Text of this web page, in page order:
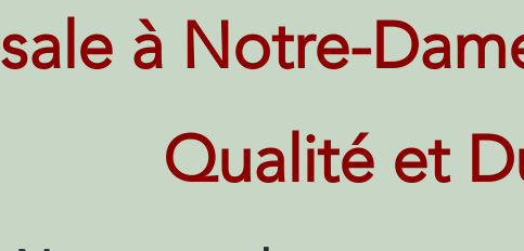
sale à Notre-
Qualité et